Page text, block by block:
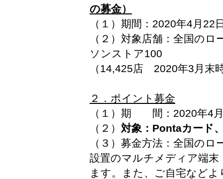
の募金）
（１）期間：2020年4月22
（２）対象店舗：全国の
ソンストア100
（14,425店 2020年3月末
２．ポイント募金
（１）期 間：2020年4月
（２） 対象：Pontaカード
（３）募金方法：全国の
設置のマルチメディア端
ます。また、ご自宅など